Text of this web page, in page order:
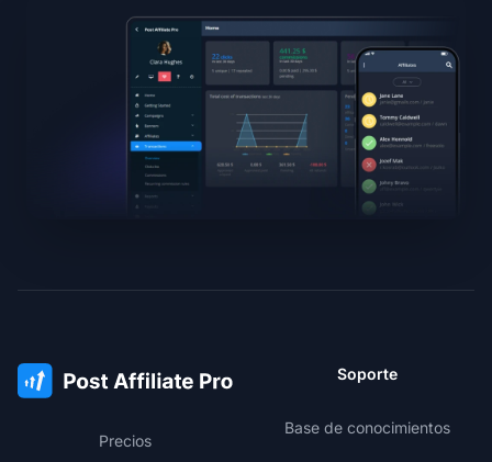
Precios
Soporte
Base de conocimientos